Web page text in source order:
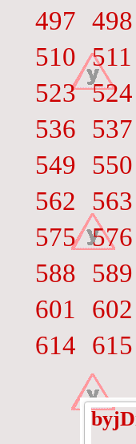
497 498
510 511
523 524
536
537
549
550
562
563
575 576
588
589
601
602
614
615